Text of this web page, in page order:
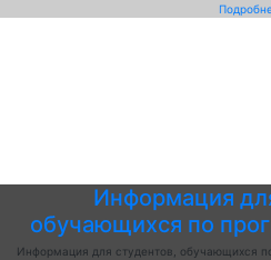
Информация
обучающихся по
Информация для студентов, обучающихся